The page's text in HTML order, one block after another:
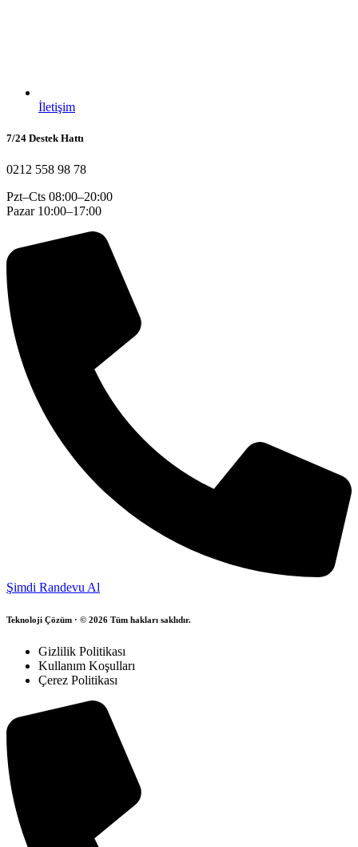
İletişim
7/24 Destek Hattı
0212 558 98 78
Pzt–Cts 08:00–20:00
Pazar 10:00–17:00
Şimdi Randevu Al
Teknoloji Çözüm · © 2026 Tüm hakları saklıdır.
Gizlilik Politikası
Kullanım Koşulları
Çerez Politikası